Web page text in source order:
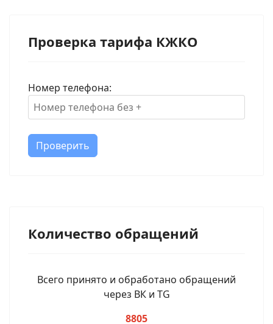
Проверка тарифа КЖКО
Номер телефона:
Проверить
Количество обращений
Всего принято и обработано обращений
через ВК и TG
8805